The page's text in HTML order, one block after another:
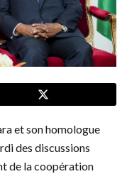
et son homologue
des discussions
de la coopération